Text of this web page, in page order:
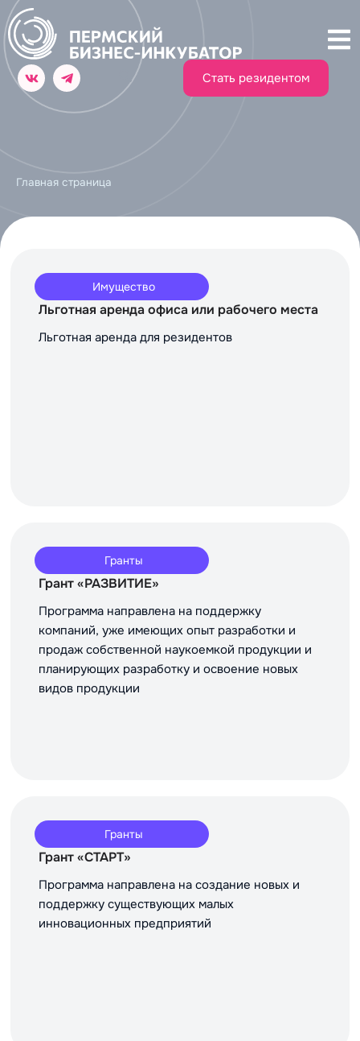
Стать резидентом
Главная страница
Имущество
Льготная аренда офиса или рабочего места
Льготная аренда для резидентов
Гранты
Грант «РАЗВИТИЕ»
Программа направлена на поддержку
компаний, уже имеющих опыт разработки и
продаж собственной наукоемкой продукции и
планирующих разработку и освоение новых
видов продукции
Гранты
Грант «СТАРТ»
Программа направлена на создание новых и
поддержку существующих малых
инновационных предприятий